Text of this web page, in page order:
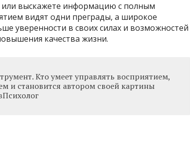
или выскажете информацию с полным
видят одни преграды, а широкое
уверенности в своих силах и возможностей
качества жизни.
Кто умеет управлять восприятием,
и становится автором своей картины